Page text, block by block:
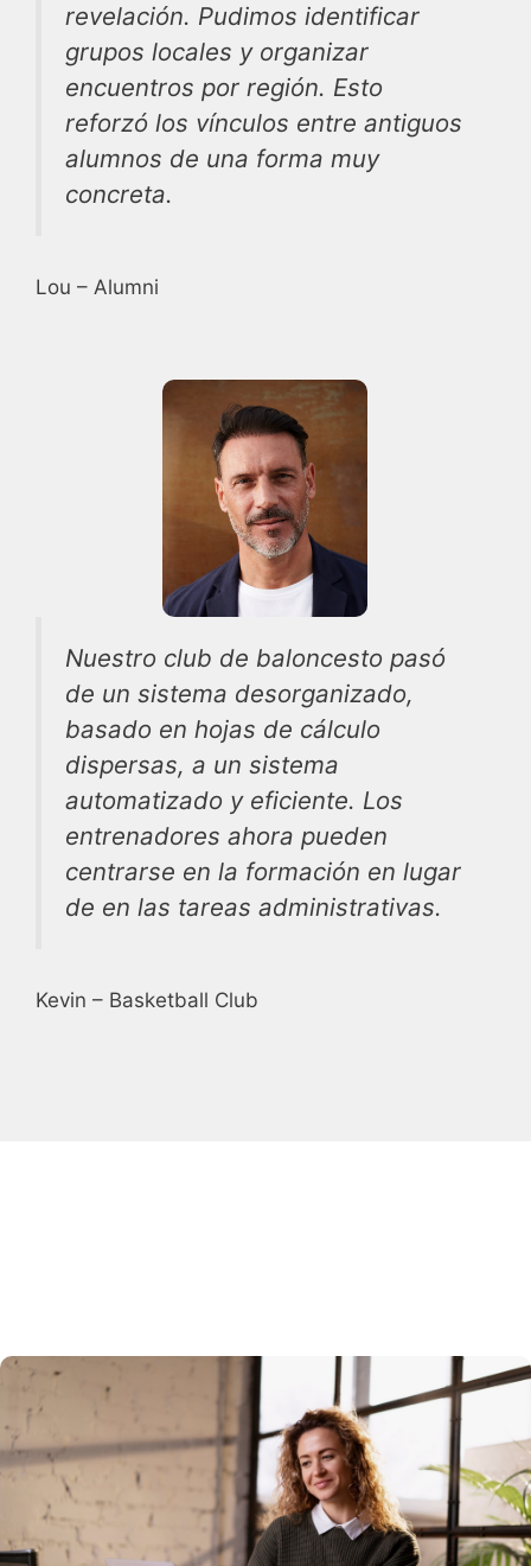
revelación. Pudimos identificar
grupos locales y organizar
encuentros por región. Esto
reforzó los vínculos entre antiguos
alumnos de una forma muy
concreta.
Lou – Alumni
Nuestro club de baloncesto pasó
de un sistema desorganizado,
basado en hojas de cálculo
dispersas, a un sistema
automatizado y eficiente. Los
entrenadores ahora pueden
centrarse en la formación en lugar
de en las tareas administrativas.
Kevin – Basketball Club